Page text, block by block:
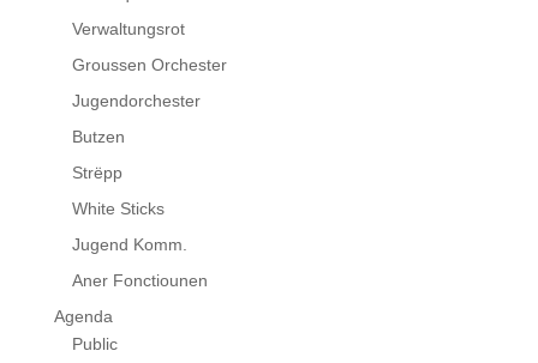
Verwaltungsrot
Groussen Orchester
Jugendorchester
Butzen
Strëpp
White Sticks
Jugend Komm.
Aner Fonctiounen
Agenda
Public